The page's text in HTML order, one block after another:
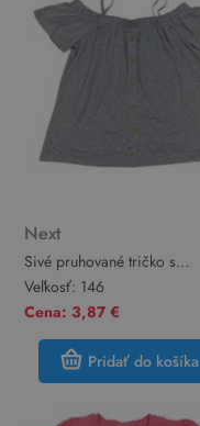
Next
Sivé pruhované tričko s
gombíkmi Next
Veľkosť: 146
Cena: 3,87 €
Pridať do košíka